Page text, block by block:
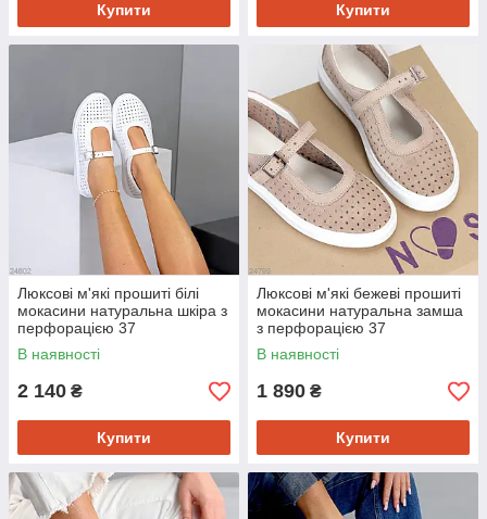
Купити Купити
Люксові м'які прошиті білі
мокасини натуральна шкіра з
перфорацією 37
В наявності
2 140 ₴
Купити
Люксові м'які бежеві прошиті
мокасини натуральна замша
з перфорацією 37
В наявності
1 890 ₴
Купити